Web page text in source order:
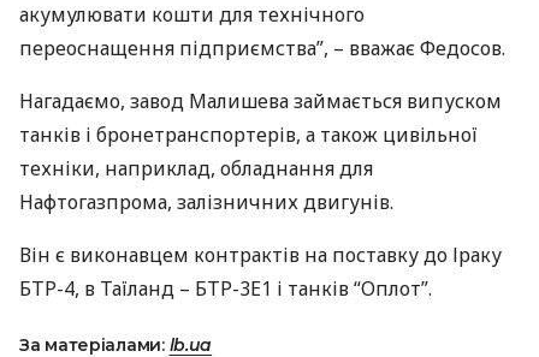
акумулювати кошти для технічного
переоснащення підприємства”, – вважає Федосов.
Нагадаємо, завод Малишева займається випуском
танків і бронетранспортерів, а також цивільної
техніки, наприклад, обладнання для
Нафтогазпрома, залізничних двигунів.
Він є виконавцем контрактів на поставку до Іраку
БТР-4, в Таїланд – БТР-3Е1 і танків “Оплот”.
За матеріалами: lb.ua